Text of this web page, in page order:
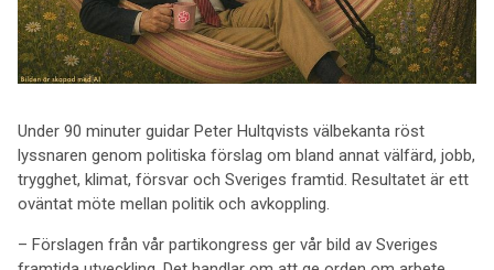
Under 90 minuter guidar Peter Hultqvists välbekanta röst
lyssnaren genom politiska förslag om bland annat välfärd, jobb,
trygghet, klimat, försvar och Sveriges framtid. Resultatet är ett
oväntat möte mellan politik och avkoppling.
– Förslagen från vår partikongress ger vår bild av Sveriges